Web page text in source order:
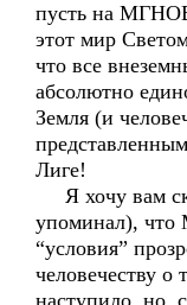
пусть на
этот мир
что все
абсолютно
Земля (и
Лиге!
Я хочу вам
упоминал), что
“условия”
человечеству
наступило, но,